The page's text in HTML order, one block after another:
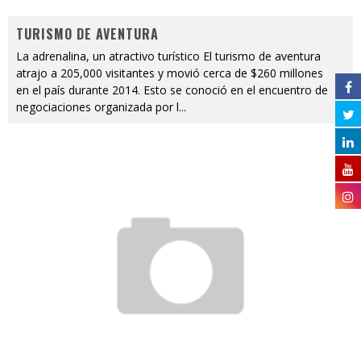
TURISMO DE AVENTURA
La adrenalina, un atractivo turístico El turismo de aventura
atrajo a 205,000 visitantes y movió cerca de $260 millones
en el país durante 2014. Esto se conoció en el encuentro de
negociaciones organizada por l...